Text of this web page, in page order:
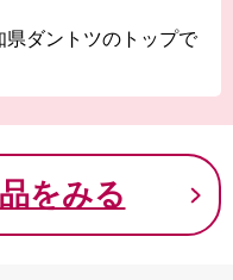
ダントツのトップで
に返礼品を開発したい
い。
をみる